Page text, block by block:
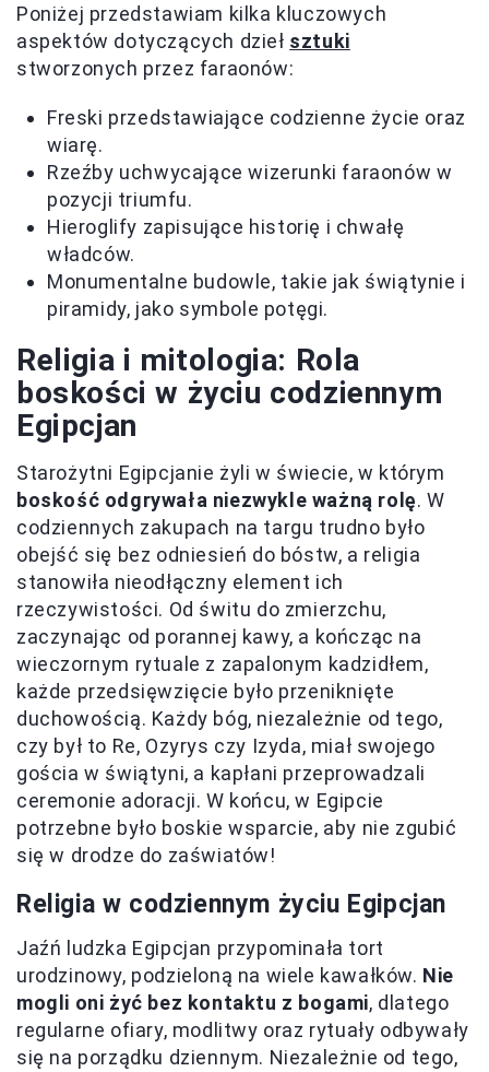
Poniżej przedstawiam kilka kluczowych
aspektów dotyczących dzieł sztuki
stworzonych przez faraonów:
Freski przedstawiające codzienne życie oraz
wiarę.
Rzeźby uchwycające wizerunki faraonów w
pozycji triumfu.
Hieroglify zapisujące historię i chwałę
władców.
Monumentalne budowle, takie jak świątynie i
piramidy, jako symbole potęgi.
Religia i mitologia: Rola
boskości w życiu codziennym
Egipcjan
Starożytni Egipcjanie żyli w świecie, w którym
boskość odgrywała niezwykle ważną rolę. W
codziennych zakupach na targu trudno było
obejść się bez odniesień do bóstw, a religia
stanowiła nieodłączny element ich
rzeczywistości. Od świtu do zmierzchu,
zaczynając od porannej kawy, a kończąc na
wieczornym rytuale z zapalonym kadzidłem,
każde przedsięwzięcie było przeniknięte
duchowością. Każdy bóg, niezależnie od tego,
czy był to Re, Ozyrys czy Izyda, miał swojego
gościa w świątyni, a kapłani przeprowadzali
ceremonie adoracji. W końcu, w Egipcie
potrzebne było boskie wsparcie, aby nie zgubić
się w drodze do zaświatów!
Religia w codziennym życiu Egipcjan
Jaźń ludzka Egipcjan przypominała tort
urodzinowy, podzieloną na wiele kawałków. Nie
mogli oni żyć bez kontaktu z bogami, dlatego
regularne ofiary, modlitwy oraz rytuały odbywały
się na porządku dziennym. Niezależnie od tego,